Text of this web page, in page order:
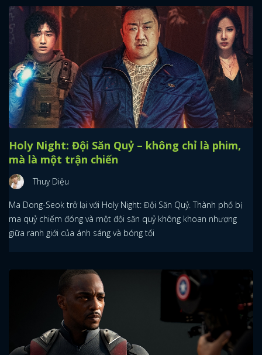
Holy Night: Đội Săn Quỷ – không chỉ là phim,
mà là một trận chiến
Thuỵ Diệu
Ma Dong-Seok trở lại với Holy Night: Đội Săn Quỷ. Thành phố bị
ma quỷ chiếm đóng và một đội săn quỷ không khoan nhượng
giữa ranh giới của ánh sáng và bóng tối